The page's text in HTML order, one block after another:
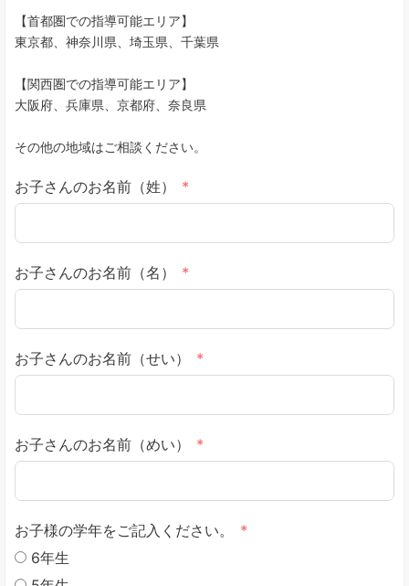
【首都圏での指導可能エリア】
東京都、神奈川県、埼玉県、千葉県
【関西圏での指導可能エリア】
大阪府、兵庫県、京都府、奈良県
その他の地域はご相談ください。
お子さんのお名前（姓）
お子さんのお名前（名）
お子さんのお名前（せい）
お子さんのお名前（めい）
お子様の学年をご記入ください。
6年生